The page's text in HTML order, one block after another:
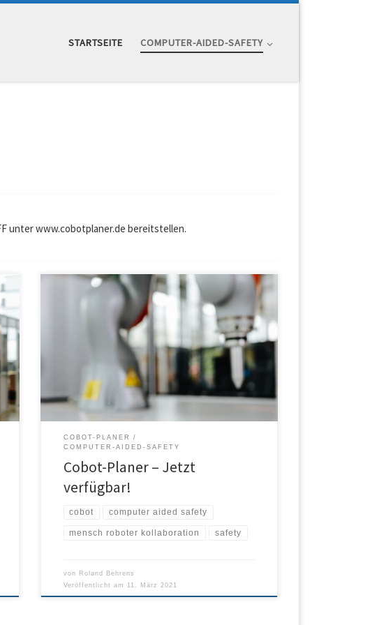
STARTSEITE COMPUTER-AIDED-SAFETY
unter www.cobotplaner.de bereitstellen.
Sichere MRK-Applikationen einfach und schnell
planen! Mit der neuen webbasierten Planungshilfe
des Fraunhofer IFF wird das endlich möglich.
COBOT-PLANER
COMPUTER-AIDED-SAFETY
Cobot-Planer – Jetzt
verfügbar!
cobot computer aided safety
mensch roboter kollaboration safety
von Roland Behrens
Veröffentlicht am
11. März 2021